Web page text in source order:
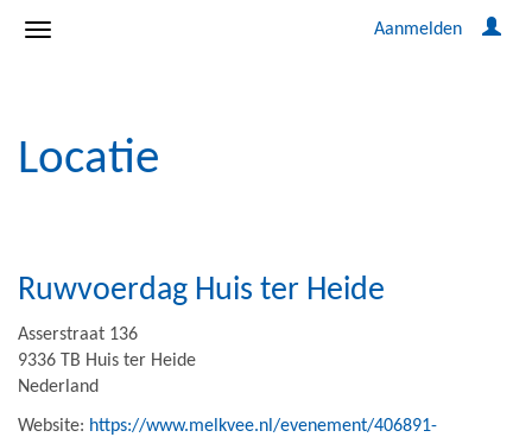
Aanmelden
Locatie
Ruwvoerdag Huis ter Heide
Asserstraat 136
9336 TB Huis ter Heide
Nederland
Website: https://www.melkvee.nl/evenement/406891-